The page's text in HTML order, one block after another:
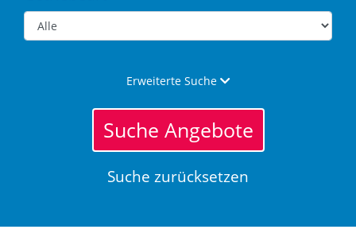
Erweiterte Suche
Suche Angebote
Suche zurücksetzen